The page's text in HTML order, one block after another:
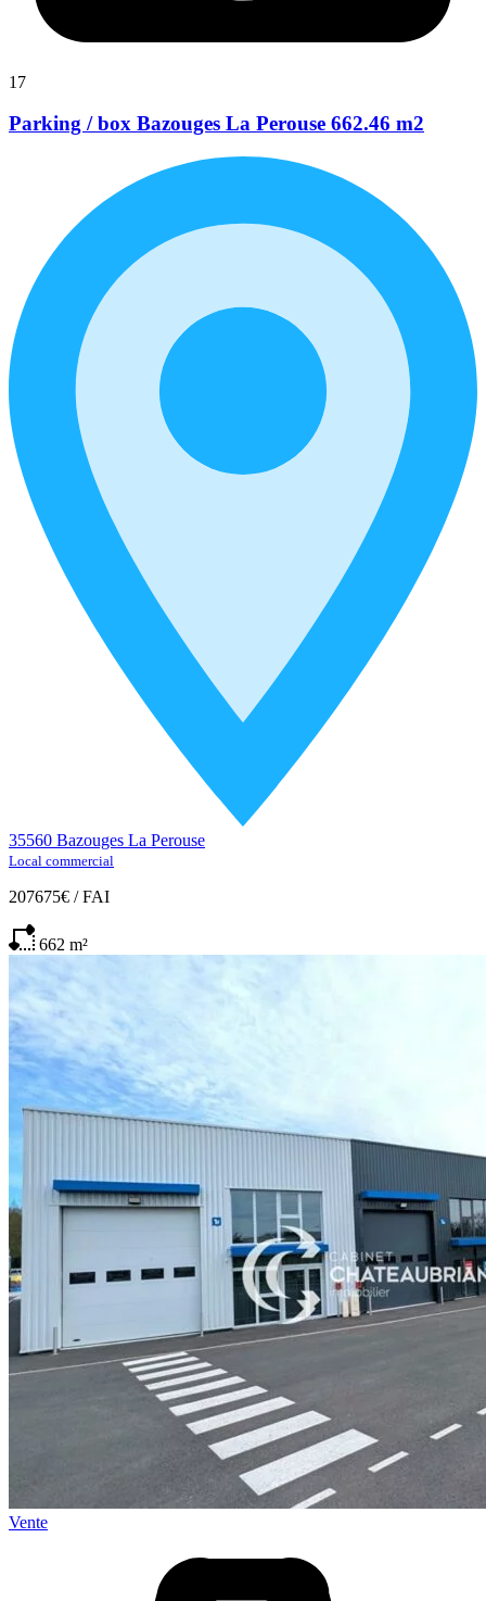
17
Parking / box Bazouges La Perouse 662.46 m2
35560 Bazouges La Perouse
Local commercial
207675€ / FAI
662 m²
Vente